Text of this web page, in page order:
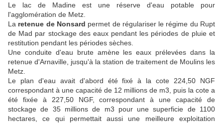
Le lac de Madine est une réserve d'eau potable pour
l'agglomération de Metz.
La retenue de Nonsard permet de régulariser le régime du Rupt
de Mad par stockage des eaux pendant les périodes de pluie et
restitution pendant les périodes sèches.
Une conduite d'eau brute amène les eaux prélevées dans la
retenue d'Arnaville, jusqu'à la station de traitement de Moulins les
Metz.
Le plan d'eau avait d'abord été fixé à la cote 224,50 NGF
correspondant à une capacité de 12 millions de m3, puis la cote a
été fixée à 227,50 NGF, correspondant à une capacité de
stockage de 35 millions de m3 pour une superficie de 1100
hectares, ce qui permettait aussi une meilleure exploitation